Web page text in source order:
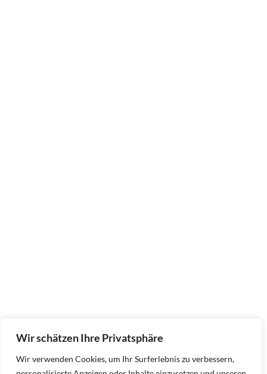
Wir schätzen Ihre Privatsphäre
Wir verwenden Cookies, um Ihr Surferlebnis zu verbessern,